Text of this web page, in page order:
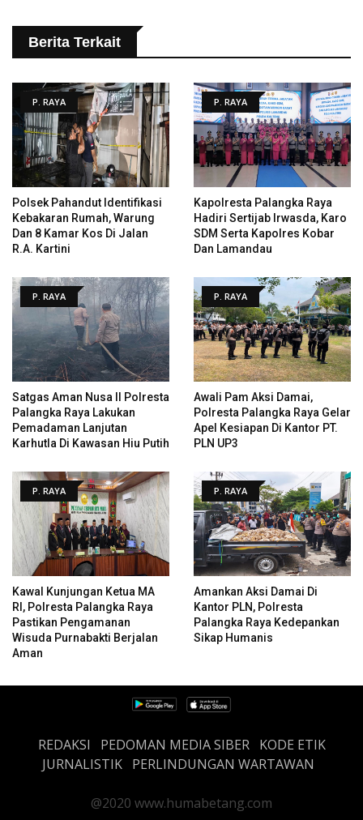
Berita Terkait
P. RAYA
Polsek Pahandut Identifikasi
Kebakaran Rumah, Warung
Dan 8 Kamar Kos Di Jalan
R.A. Kartini
P. RAYA
Kapolresta Palangka Raya
Hadiri Sertijab Irwasda, Karo
SDM Serta Kapolres Kobar
Dan Lamandau
P. RAYA
Satgas Aman Nusa II Polresta
Palangka Raya Lakukan
Pemadaman Lanjutan
Karhutla Di Kawasan Hiu Putih
P. RAYA
Awali Pam Aksi Damai,
Polresta Palangka Raya Gelar
Apel Kesiapan Di Kantor PT.
PLN UP3
P. RAYA
Kawal Kunjungan Ketua MA
RI, Polresta Palangka Raya
Pastikan Pengamanan
Wisuda Purnabakti Berjalan
Aman
P. RAYA
Amankan Aksi Damai Di
Kantor PLN, Polresta
Palangka Raya Kedepankan
Sikap Humanis
REDAKSI PEDOMAN MEDIA SIBER
KODE ETIK
JURNALISTIK PERLINDUNGAN WARTAWAN
@2020 www.humabetang.com